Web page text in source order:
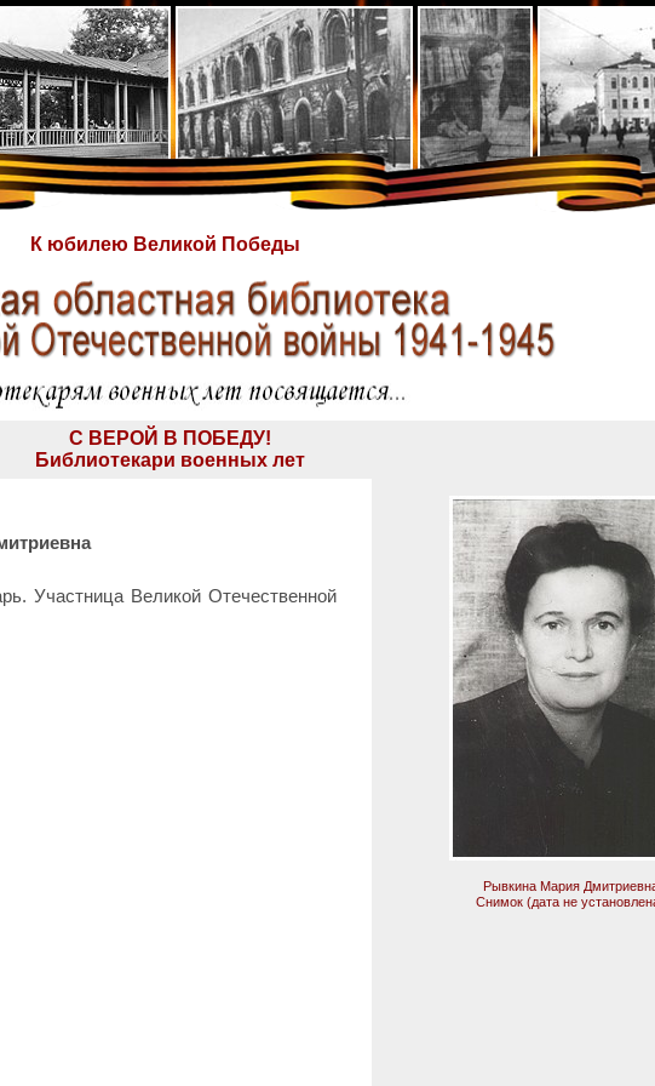
К юбилею Великой Победы
С ВЕРОЙ В ПОБЕДУ!
Библиотекари военных лет
Участница Великой Отечественной
Рывкина Мария
Снимок (дата не